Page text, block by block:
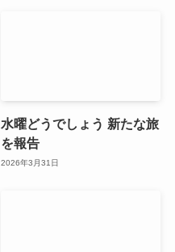
水曜どうでしょう 新たな旅
を報告
2026年3月31日